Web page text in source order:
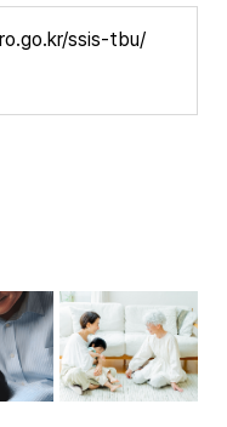
ssis-tbu/